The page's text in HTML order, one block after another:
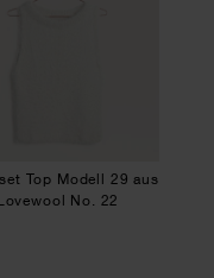
Top Modell 29 aus
No. 22